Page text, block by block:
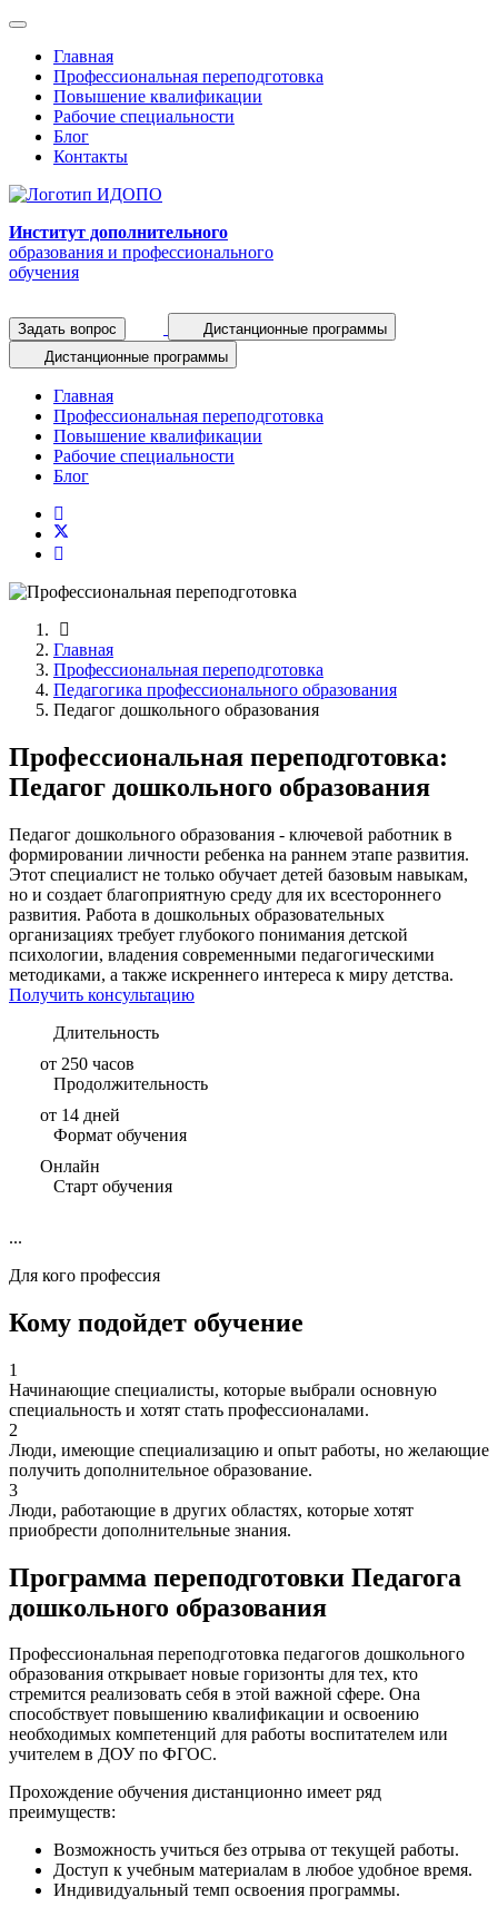
Главная
Профессиональная переподготовка
Повышение квалификации
Рабочие специальности
Блог
Контакты
Институт дополнительного
образования и профессионального
обучения
Задать вопрос
Дистанционные программы
Дистанционные программы
Главная
Профессиональная переподготовка
Повышение квалификации
Рабочие специальности
Блог
Главная
Профессиональная переподготовка
Педагогика профессионального образования
Педагог дошкольного образования
Профессиональная переподготовка:
Педагог дошкольного образования
Педагог дошкольного образования - ключевой работник в
формировании личности ребенка на раннем этапе развития.
Этот специалист не только обучает детей базовым навыкам,
но и создает благоприятную среду для их всестороннего
развития. Работа в дошкольных образовательных
организациях требует глубокого понимания детской
психологии, владения современными педагогическими
методиками, а также искреннего интереса к миру детства.
Получить консультацию
Длительность
от 250 часов
Продолжительность
от 14 дней
Формат обучения
Онлайн
Старт обучения
...
Для кого профессия
Кому подойдет обучение
1
Начинающие специалисты, которые выбрали основную
специальность и хотят стать профессионалами.
2
Люди, имеющие специализацию и опыт работы, но желающие
получить дополнительное образование.
3
Люди, работающие в других областях, которые хотят
приобрести дополнительные знания.
Программа переподготовки Педагога
дошкольного образования
Профессиональная переподготовка педагогов дошкольного
образования открывает новые горизонты для тех, кто
стремится реализовать себя в этой важной сфере. Она
способствует повышению квалификации и освоению
необходимых компетенций для работы воспитателем или
учителем в ДОУ по ФГОС.
Прохождение обучения дистанционно имеет ряд
преимуществ:
Возможность учиться без отрыва от текущей работы.
Доступ к учебным материалам в любое удобное время.
Индивидуальный темп освоения программы.